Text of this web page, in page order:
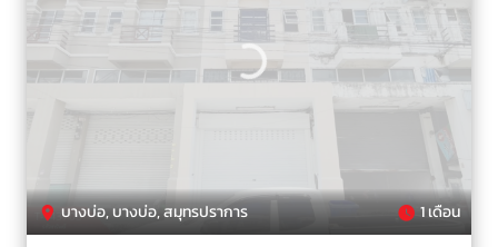
บางบ่อ, บางบ่อ, สมุทรปราการ 1 เดือน